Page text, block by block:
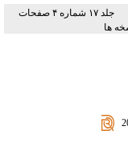
جلد ۱۷ شماره ۴ صفحات
ها